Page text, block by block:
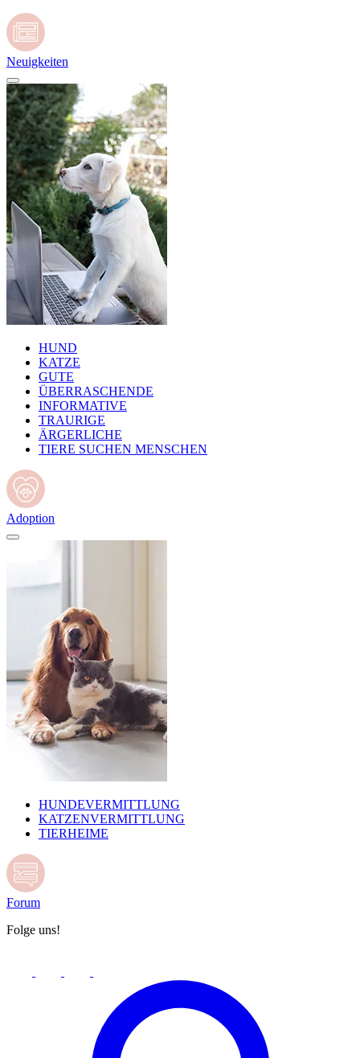
Neuigkeiten
HUND
KATZE
GUTE
ÜBERRASCHENDE
INFORMATIVE
TRAURIGE
ÄRGERLICHE
TIERE SUCHEN MENSCHEN
Adoption
HUNDEVERMITTLUNG
KATZENVERMITTLUNG
TIERHEIME
Forum
Folge uns!